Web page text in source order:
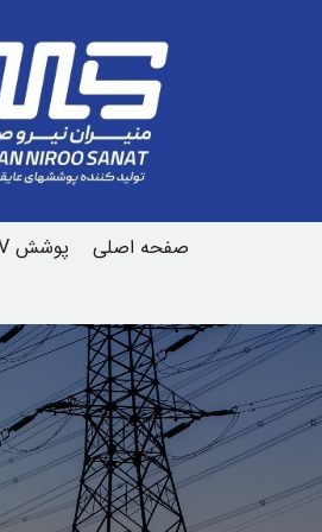
صفحه اصلی پوشش RTV